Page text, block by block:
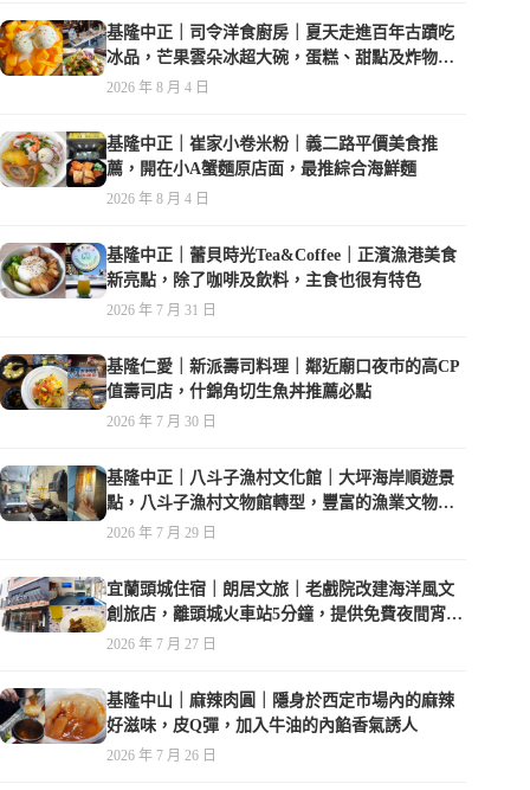
基隆中正｜司令洋食廚房｜夏天走進百年古蹟吃
冰品，芒果雲朵冰超大碗，蛋糕、甜點及炸物都
在水準之上
2026 年 8 月 4 日
基隆中正｜崔家小卷米粉｜義二路平價美食推
薦，開在小A蟹麵原店面，最推綜合海鮮麵
2026 年 8 月 4 日
基隆中正｜蕾貝時光Tea&Coffee｜正濱漁港美食
新亮點，除了咖啡及飲料，主食也很有特色
2026 年 7 月 31 日
基隆仁愛｜新派壽司料理｜鄰近廟口夜市的高CP
值壽司店，什錦角切生魚丼推薦必點
2026 年 7 月 30 日
基隆中正｜八斗子漁村文化館｜大坪海岸順遊景
點，八斗子漁村文物館轉型，豐富的漁業文物，
值得走訪
2026 年 7 月 29 日
宜蘭頭城住宿｜朗居文旅｜老戲院改建海洋風文
創旅店，離頭城火車站5分鐘，提供免費夜間宵
夜，親子遊戲空間
2026 年 7 月 27 日
基隆中山｜麻辣肉圓｜隱身於西定市場內的麻辣
好滋味，皮Q彈，加入牛油的內餡香氣誘人
2026 年 7 月 26 日